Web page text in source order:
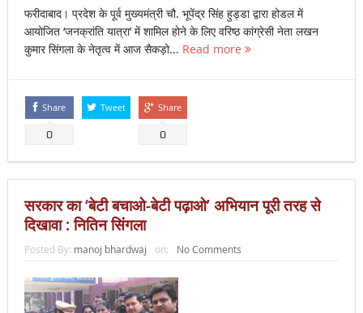
फरीदाबाद। प्रदेश के पूर्व मुख्यमंत्री चौ. भूपेंद्र सिंह हुड्डा द्वारा होडल में
आयोजित ‘जनक्रांति यात्रा’ में शामिल होने के लिए वरिष्ठ कांग्रेसी नेता लखन
कुमार सिंगला के नेतृत्व में आज सैकड़ो... Read more
Share
0
Tweet Share
0
सरकार का ‘बेटी बचाओ-बेटी पढ़ाओ’ अभियान पूरी तरह से
दिखावा : नितिन सिंगला
Posted By: manoj bhardwaj on: No Comments